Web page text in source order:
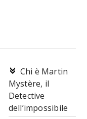
Chi è Martin
Mystère, il
Detective
dell’impossibile